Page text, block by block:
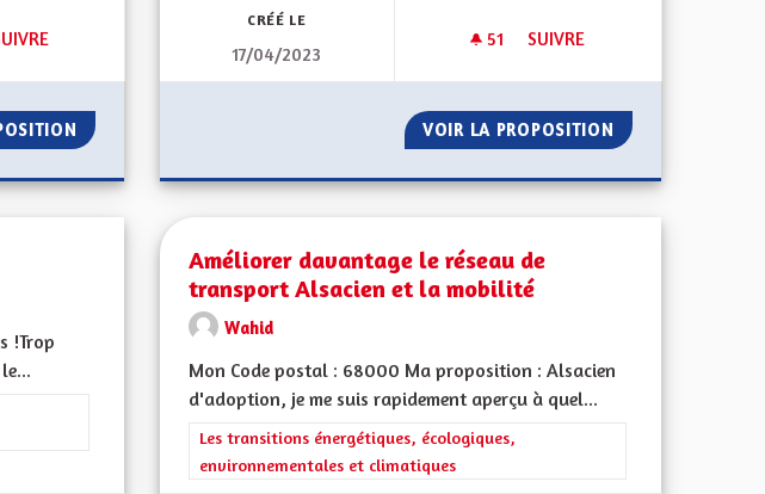
ABONNÉS
RÉDUIRE LA CONSOMMATION D'ÉNERGIES
RÉDUIRE LA CONSOMMATION D'ÉNERGIES
CRÉÉ LE
17/04/2023
51 51 ABONNÉS
SUIVRE
VOIR LA PROPOSITION GÉNÉRALISER
!Trop
énergétiques, écologiques, environnementales et climatiques
Améliorer davantage le réseau de
transport Alsacien et la mobilité
Wahid
Mon Code postal : 68000 Ma proposition : Alsacien
d'adoption, je me suis rapidement aperçu à quel...
Filtrer les résultats de la catégorie : Les transitions énergétiques,
Les transitions énergétiques, écologiques,
environnementales et climatiques